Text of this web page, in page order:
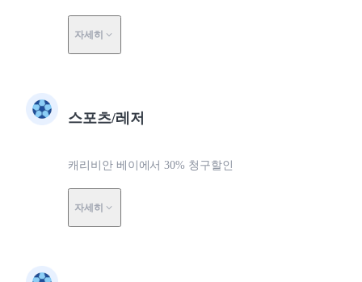
자세히
스포츠/레저
캐리비안 베이에서 30% 청구할인
자세히